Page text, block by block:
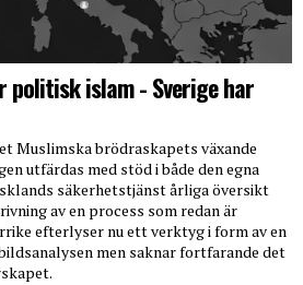
islam - Sverige har
Muslimska brödraskapets växande
utfärdas med stöd i både den egna
säkerhetstjänst årliga översikt
av en process som redan är
efterlyser nu ett verktyg i form av en
men saknar fortfarande det